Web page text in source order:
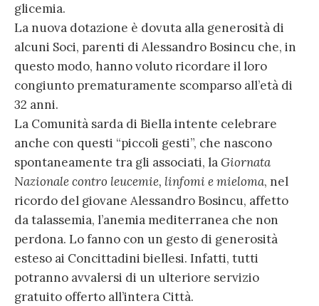
glicemia.
La nuova dotazione è dovuta alla generosità di
alcuni Soci, parenti di Alessandro Bosincu che, in
questo modo, hanno voluto ricordare il loro
congiunto prematuramente scomparso all’età di
32 anni.
La Comunità sarda di Biella intente celebrare
anche con questi “piccoli gesti”, che nascono
spontaneamente tra gli associati, laGiornata
Nazionale contro leucemie, linfomi e mieloma, nel
ricordo del giovane Alessandro Bosincu, affetto
da talassemia, l’anemia mediterranea che non
perdona. Lo fanno con un gesto di generosità
esteso ai Concittadini biellesi. Infatti, tutti
potranno avvalersi di un ulteriore servizio
gratuito offerto all’intera Città.